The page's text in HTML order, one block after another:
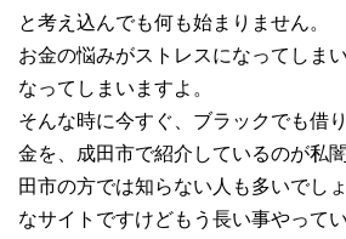
と考え込んでも何も始まりません。
お金の悩みがストレスになってしま
なってしまいますよ。
そんな時に今すぐ、ブラックでも借
金を、成田市で紹介しているのが私
田市の方では知らない人も多いでし
なサイトですけどもう長い事やってい